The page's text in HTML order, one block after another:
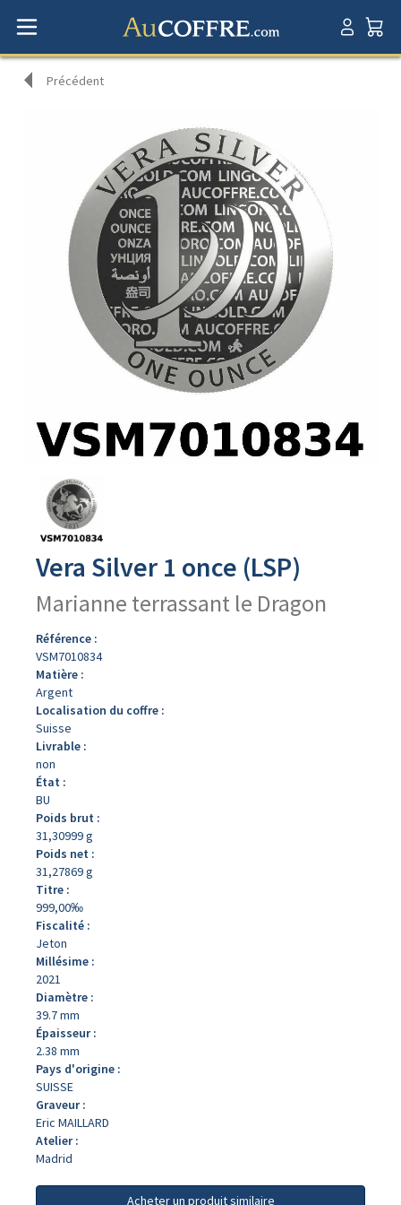
Précédent
produit
Vera Silver 1 once (LSP)
Marianne terrassant le Dragon
Référence :
VSM7010834
Matière :
Argent
Localisation du coffre :
Suisse
Livrable :
non
État :
BU
Poids brut :
31,30999 g
Poids net :
31,27869 g
Titre :
999,00‰
Fiscalité :
Jeton
Millésime :
2021
Diamètre :
39.7 mm
Épaisseur :
2.38 mm
Pays d'origine :
SUISSE
Graveur :
Eric MAILLARD
Atelier :
Madrid
Acheter un produit similaire